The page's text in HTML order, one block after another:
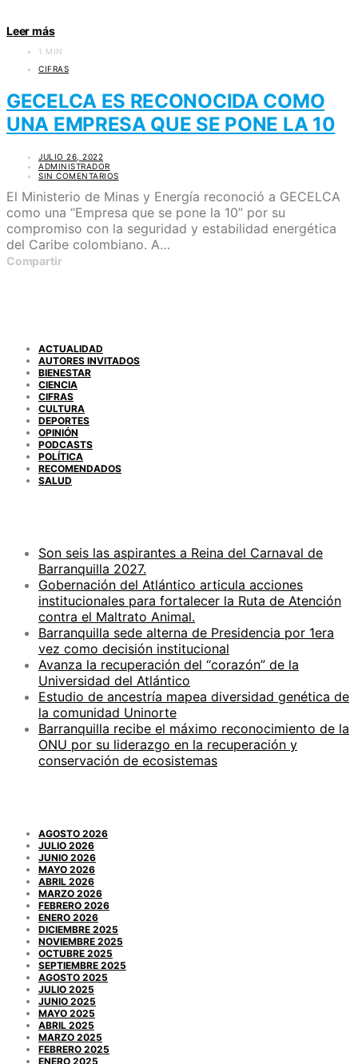
Leer más
1 MIN
CIFRAS
GECELCA ES RECONOCIDA COMO
UNA EMPRESA QUE SE PONE LA 10
JULIO 26, 2022
ADMINISTRADOR
SIN COMENTARIOS
El Ministerio de Minas y Energía reconoció a GECELCA
como una “Empresa que se pone la 10” por su
compromiso con la seguridad y estabilidad energética
del Caribe colombiano. A…
Compartir
ACTUALIDAD
AUTORES INVITADOS
BIENESTAR
CIENCIA
CIFRAS
CULTURA
DEPORTES
OPINIÓN
PODCASTS
POLÍTICA
RECOMENDADOS
SALUD
Son seis las aspirantes a Reina del Carnaval de
Barranquilla 2027.
Gobernación del Atlántico articula acciones
institucionales para fortalecer la Ruta de Atención
contra el Maltrato Animal.
Barranquilla sede alterna de Presidencia por 1era
vez como decisión institucional
Avanza la recuperación del “corazón” de la
Universidad del Atlántico
Estudio de ancestría mapea diversidad genética de
la comunidad Uninorte
Barranquilla recibe el máximo reconocimiento de la
ONU por su liderazgo en la recuperación y
conservación de ecosistemas
AGOSTO 2026
JULIO 2026
JUNIO 2026
MAYO 2026
ABRIL 2026
MARZO 2026
FEBRERO 2026
ENERO 2026
DICIEMBRE 2025
NOVIEMBRE 2025
OCTUBRE 2025
SEPTIEMBRE 2025
AGOSTO 2025
JULIO 2025
JUNIO 2025
MAYO 2025
ABRIL 2025
MARZO 2025
FEBRERO 2025
ENERO 2025